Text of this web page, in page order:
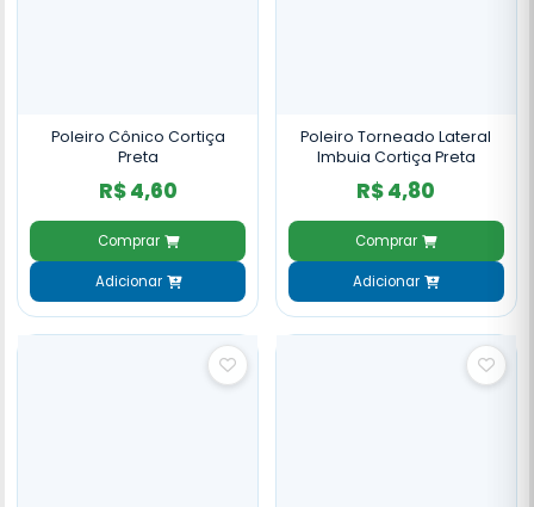
Poleiro Cônico Cortiça
Preta
R$ 4,60
Comprar
Adicionar
Poleiro Torneado Lateral
Imbuia Cortiça Preta
R$ 4,80
Comprar
Adicionar